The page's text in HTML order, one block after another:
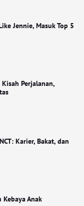
Jennie, Masuk Top 5
Perjalanan,
Karier, Bakat, dan
Kebaya Anak